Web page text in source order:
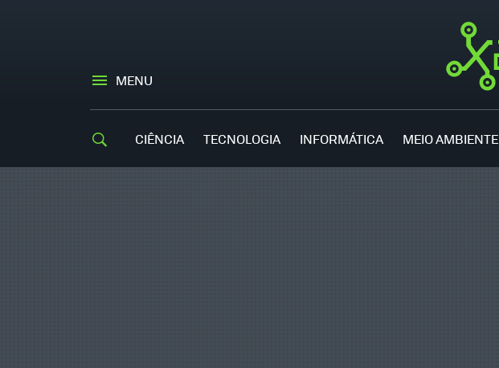
MENU
CIÊNCIA TECNOLOGIA INFORMÁTICA MEIO AMBIENTE